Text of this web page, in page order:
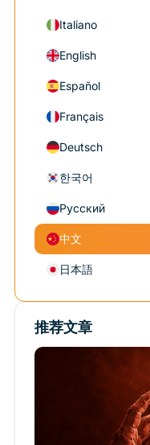
Italiano
English
Español
Français
Deutsch
한국어
Русский
中文
日本語
推荐文章